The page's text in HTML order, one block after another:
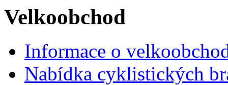
Velkoobchod
Informace o
Nabídka cyklistických